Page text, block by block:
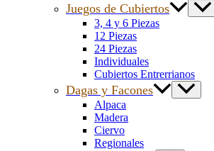
Juegos de Cubiertos
3, 4 y 6 Piezas
12 Piezas
24 Piezas
Individuales
Cubiertos Entrerrianos
Dagas y Facones
Alpaca
Madera
Ciervo
Regionales